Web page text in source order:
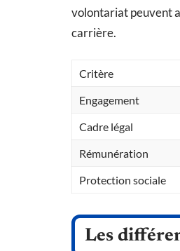
volontariat peuvent
carrière.
Critère
Engagement
Cadre légal
Rémunération
Protection sociale
Les